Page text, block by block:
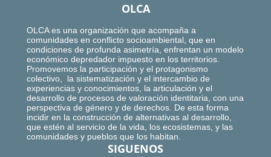
OLCA
OLCA es una organización que acompaña a
comunidades en conflicto socioambiental, que en
condiciones de profunda asimetría, enfrentan un modelo
económico depredador impuesto en los territorios.
Promovemos la participación y el protagonismo
colectivo, la sistematización y el intercambio de
experiencias y conocimientos, la articulación y el
desarrollo de procesos de valoración identitaria, con una
perspectiva de género y de derechos. De esta forma
incidir en la construcción de alternativas al desarrollo,
que estén al servicio de la vida, los ecosistemas, y las
comunidades y pueblos que los habitan.
SIGUENOS